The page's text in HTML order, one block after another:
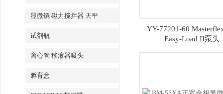
显微镜 磁力搅拌器 天平
试剂瓶
离心管 移液器吸头
孵育盒
YY-77201-60
Easy-Load II泵头